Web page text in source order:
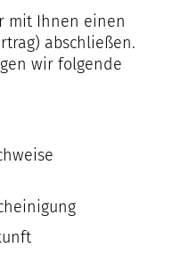
mit Ihnen einen
abschließen.
wir folgende